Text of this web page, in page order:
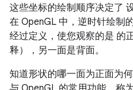
这些坐标的绘制顺序决定了
在 OpenGL 中，逆时针绘制
经过定义，使您观察的是 的
释），另一面是背面。
知道形状的哪一面为正面为